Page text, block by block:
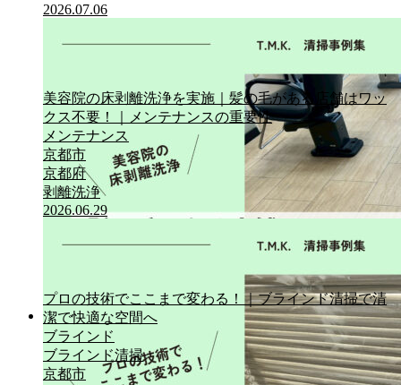
2026.07.06
清掃事例集
美容院の床剥離洗浄を実施｜髪の毛がある店舗はワッ
クス不要！｜メンテナンスの重要性
メンテナンス
京都市
京都府
剥離洗浄
2026.06.29
プロの技術でここまで変わる！｜ブラインド清掃で清
潔で快適な空間へ
ブラインド
ブラインド清掃
京都市